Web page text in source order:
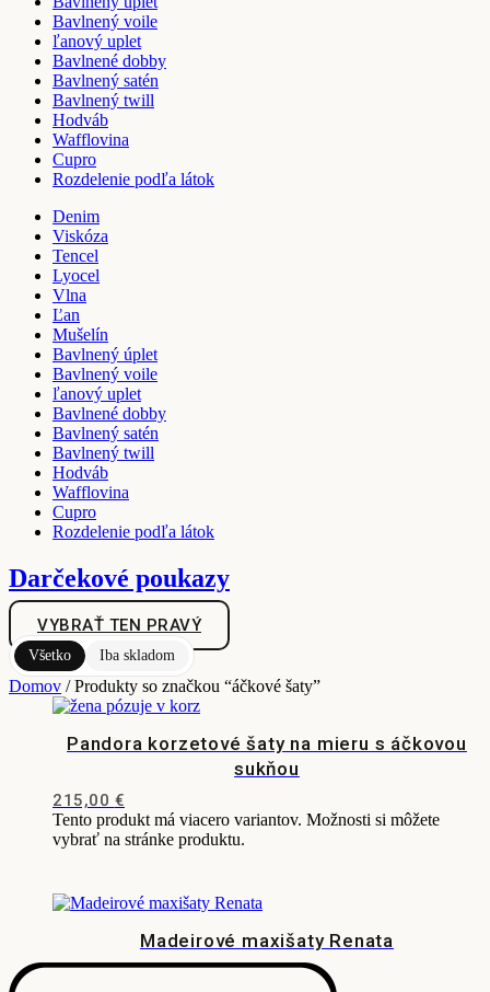
Bavlnený voile
ľanový uplet
Bavlnené dobby
Bavlnený satén
Bavlnený twill
Hodváb
Wafflovina
Cupro
Rozdelenie podľa látok
Denim
Viskóza
Tencel
Lyocel
Vlna
Ľan
Mušelín
Bavlnený úplet
Bavlnený voile
ľanový uplet
Bavlnené dobby
Bavlnený satén
Bavlnený twill
Hodváb
Wafflovina
Cupro
Rozdelenie podľa látok
Darčekové poukazy
VYBRAŤ TEN PRAVÝ
Všetko Iba skladom
Domov / Produkty so značkou “áčkové šaty”
Pandora korzetové šaty na mieru s áčkovou
sukňou
215,00 €
Tento produkt má viacero variantov. Možnosti si môžete
vybrať na stránke produktu.
Madeirové maxišaty Renata